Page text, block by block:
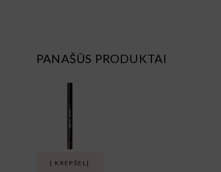
PANAŠŪS PRODUKTAI
Į KREPŠELĮ